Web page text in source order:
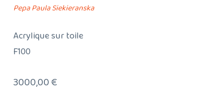
Pepa Paula Siekieranska
Acrylique sur toile
F100
3000,00€